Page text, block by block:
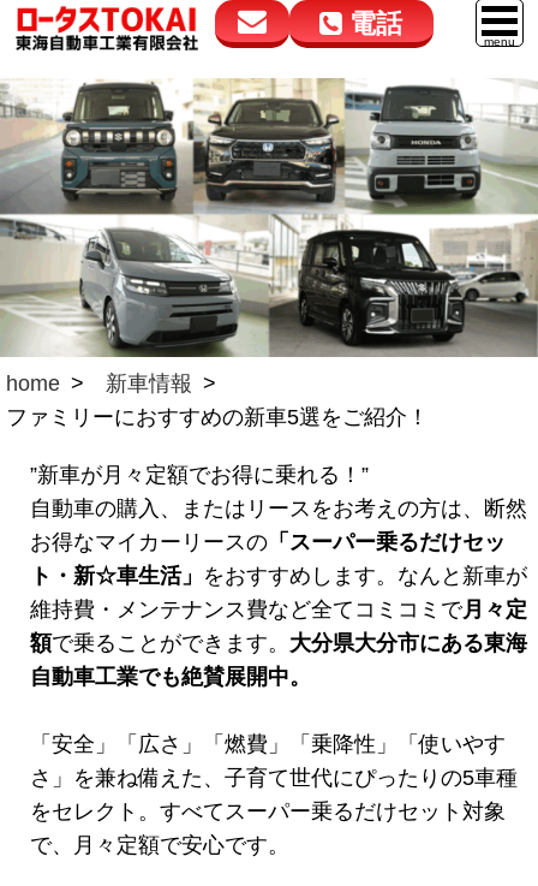
電話
花高松本店
050-5264-4432
9:00～18:00
大在店
050-5264-4433
9:00～18:00
マイカーリース
車販売
スマイル車検
鈑金・塗装
点検・整備
自動車保険
ロードサービス
会社案内
home
新車情報
ファミリーにおすすめの新車5選をご紹介！
”新車が月々定額でお得に乗れる！”
自動車の購入、またはリースをお考えの方は、断然
お得なマイカーリースの 「スーパー乗るだけセッ
ト・新☆車生活」 をおすすめします。なんと新車が
維持費・メンテナンス費など全てコミコミで月々定
額で乗ることができます。 大分県大分市にある東海
自動車工業でも絶賛展開中。
「安全」「広さ」「燃費」「乗降性」「使いやす
さ」を兼ね備えた、子育て世代にぴったりの5車種
をセレクト。すべてスーパー乗るだけセット対象
で、月々定額で安心です。